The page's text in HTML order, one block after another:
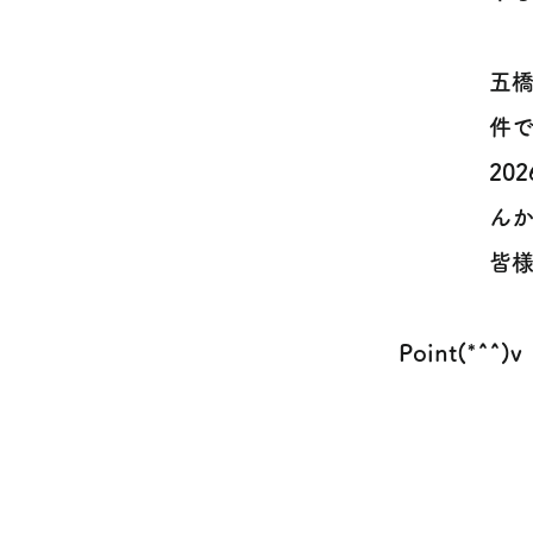
五
件
ん
皆
Point(*^^)v